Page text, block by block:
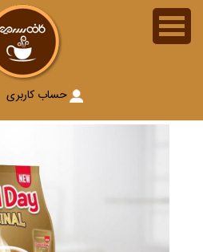
حساب کاربری